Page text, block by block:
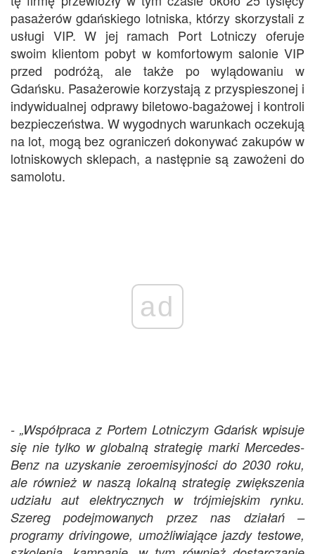
pasażerów gdańskiego lotniska, którzy skorzystali z
usługi VIP. W jej ramach Port Lotniczy oferuje
swoim klientom pobyt w komfortowym salonie VIP
przed podróżą, ale także po wylądowaniu w
Gdańsku. Pasażerowie korzystają z przyspieszonej i
indywidualnej odprawy biletowo-bagażowej i kontroli
bezpieczeństwa. W wygodnych warunkach oczekują
na lot, mogą bez ograniczeń dokonywać zakupów w
lotniskowych sklepach, a następnie są zawożeni do
samolotu.
ad
- „Współpraca z Portem Lotniczym Gdańsk wpisuje
się nie tylko w globalną strategię marki Mercedes-
Benz na uzyskanie zeroemisyjności do 2030 roku,
ale również w naszą lokalną strategię zwiększenia
udziału aut elektrycznych w trójmiejskim rynku.
Szereg podejmowanych przez nas działań –
programy drivingowe, umożliwiające jazdy testowe,